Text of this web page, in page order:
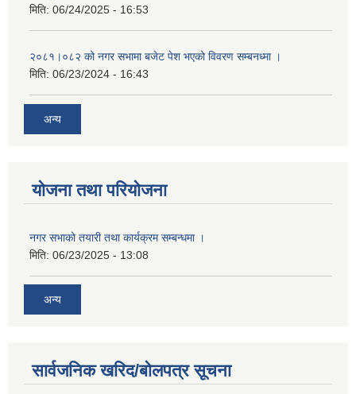
मिति: 06/24/2025 - 16:53
२०८१।०८२ को नगर सभामा बजेट पेश भएको विवरण सम्बनध्मा ।
मिति: 06/23/2024 - 16:43
अन्य
योजना तथा परियोजना
नगर सभाको तयारी तथा कार्यक्रम सम्बन्धमा ।
मिति: 06/23/2025 - 13:08
अन्य
सार्वजनिक खरिद/बोलपत्र सूचना